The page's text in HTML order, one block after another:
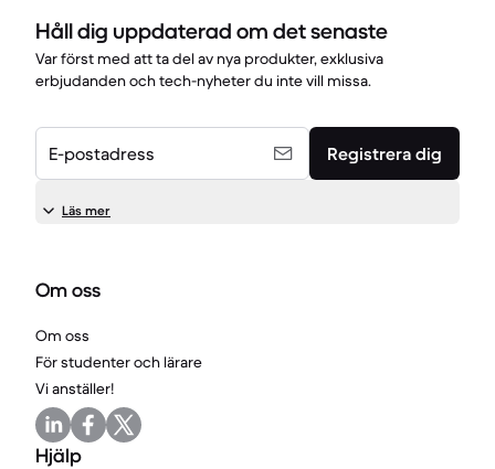
Håll dig uppdaterad om det senaste
Var först med att ta del av nya produkter, exklusiva
erbjudanden och tech-nyheter du inte vill missa.
E-postadress Registrera dig
Läs mer
Om oss
Om oss
För studenter och lärare
Vi anställer!
Hjälp